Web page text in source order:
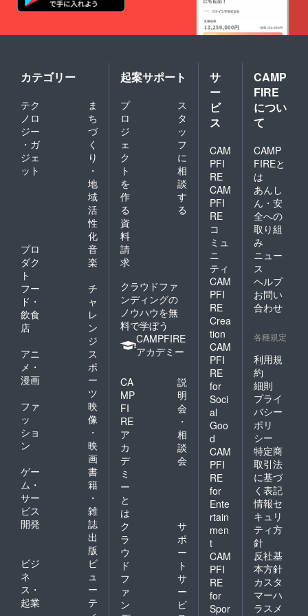
カテゴリー
テク
ノロ
ジー
・ガ
ジェ
ット
ま
ち
づ
く
り
・
地
域
活
性
化
プロ
ダク
ト
音
楽
フー
ド・
飲食
店
チ
ャ
レ
ン
ジ
アニ
メ・
漫画
ス
ポ
ー
ツ
ファ
ッ
ショ
ン
映
像
・
映
画
ゲー
ム・
サー
ビス
開発
書
籍
・
雑
誌
出
版
ビジ
ネ
ス・
起業
ビ
ュ
ー
テ
起案サポート
プ
ロ
ジ
ェ
ク
ト
を
作
る
ス
タ
ッ
フ
に
相
談
す
る
資
料
請
求
クラウドファ
ンディングの
ノウハウを無
料で学ぼう
CAMPFIRE
アカデミー
CA
MP
FI
RE
ア
カ
デ
ミ
ー
と
は
説
明
会
・
相
談
会
ク
ラ
ウ
ド
フ
ァ
ン
サ
ポ
ー
ト
サ
ー
ビ
サ
ー
ビ
ス
CAM
PFI
RE
CAM
PFI
RE
コ
ミュ
ニ
ティ
CAM
PFI
RE
Crea
tion
CAM
PFI
RE
for
Soci
al
Goo
d
CAM
PFI
RE
for
Ente
rtain
men
t
CAM
PFI
RE
for
Spor
CAMP
FIRE
につい
て
CAMP
FIREと
は
あんし
ん・安
全への
取り組
み
ニュー
ス
ヘルプ
お問い
合わせ
各種規定
利用規
約
細則
プライ
バシー
ポリ
シー
特定商
取引法
に基づ
く表記
情報セ
キュリ
ティ方
針
反社基
本方針
カスタ
マーハ
ラスメ